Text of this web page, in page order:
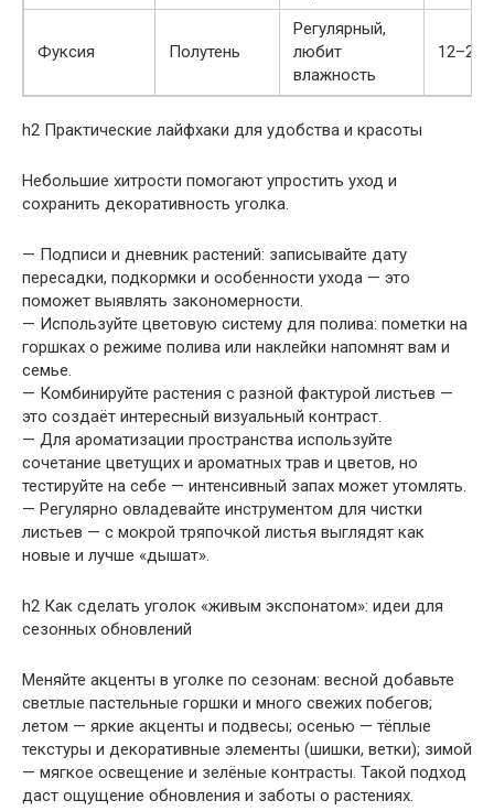
Фуксия Полутень
Регулярный,
любит
влажность
12–22
h2 Практические лайфхаки для удобства и красоты
Небольшие хитрости помогают упростить уход и
сохранить декоративность уголка.
— Подписи и дневник растений: записывайте дату
пересадки, подкормки и особенности ухода — это
поможет выявлять закономерности.
— Используйте цветовую систему для полива: пометки на
горшках о режиме полива или наклейки напомнят вам и
семье.
— Комбинируйте растения с разной фактурой листьев —
это создаёт интересный визуальный контраст.
— Для ароматизации пространства используйте
сочетание цветущих и ароматных трав и цветов, но
тестируйте на себе — интенсивный запах может утомлять.
— Регулярно овладевайте инструментом для чистки
листьев — с мокрой тряпочкой листья выглядят как
новые и лучше «дышат».
h2 Как сделать уголок «живым экспонатом»: идеи для
сезонных обновлений
Меняйте акценты в уголке по сезонам: весной добавьте
светлые пастельные горшки и много свежих побегов;
летом — яркие акценты и подвесы; осенью — тёплые
текстуры и декоративные элементы (шишки, ветки); зимой
— мягкое освещение и зелёные контрасты. Такой подход
даст ощущение обновления и заботы о растениях.